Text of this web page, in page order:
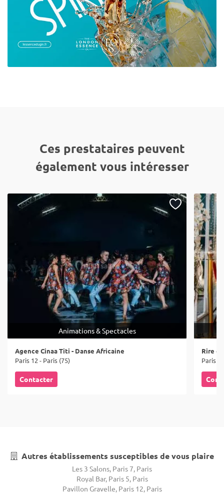
Ces prestataires peuvent
également vous intéresser
Animations & Spectacles
Agence Cinaa Titi - Danse Africaine
Paris 12 - Paris (75)
Contacter
Rire
Paris -
Autres établissements susceptibles de vous plaire
Les 3 Salons, Paris 7, Paris
Royal Bar, Paris 5, Paris
Pavillon Gravelle, Paris 12, Paris